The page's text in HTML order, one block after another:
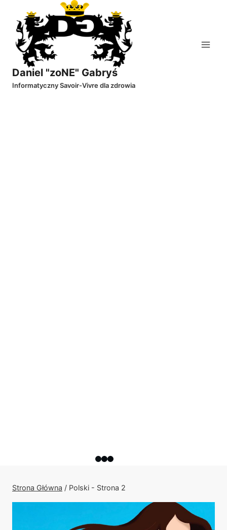
treści
Daniel "zoNE" Gabryś
Informatyczny Savoir-Vivre dla zdrowia
Strona Główna / Polski - Strona 2